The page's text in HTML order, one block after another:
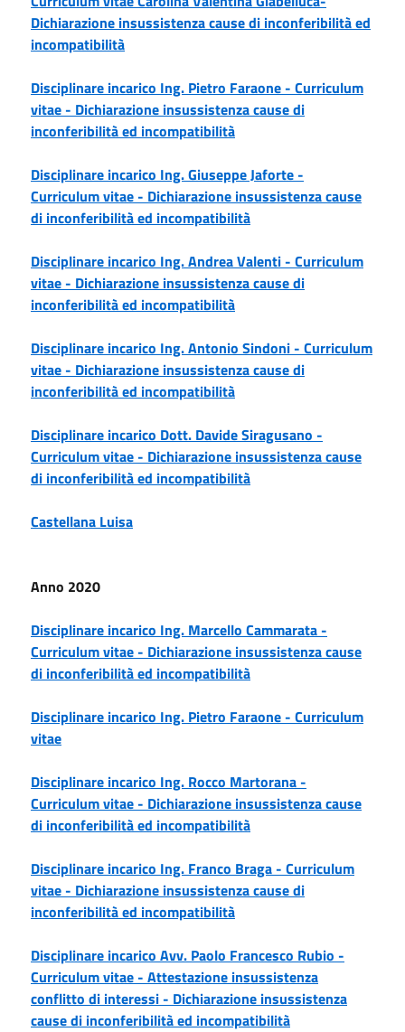
Dichiarazione insussistenza cause di inconferibilità ed
incompatibilità
Disciplinare incarico Ing. Pietro Faraone - Curriculum
vitae - Dichiarazione insussistenza cause di
inconferibilità ed incompatibilità
Disciplinare incarico Ing. Giuseppe Jaforte -
Curriculum vitae - Dichiarazione insussistenza cause
di inconferibilità ed incompatibilità
Disciplinare incarico Ing. Andrea Valenti - Curriculum
vitae - Dichiarazione insussistenza cause di
inconferibilità ed incompatibilità
Disciplinare incarico Ing. Antonio Sindoni - Curriculum
vitae - Dichiarazione insussistenza cause di
inconferibilità ed incompatibilità
Disciplinare incarico Dott. Davide Siragusano -
Curriculum vitae - Dichiarazione insussistenza cause
di inconferibilità ed incompatibilità
Castellana Luisa
Anno 2020
Disciplinare incarico Ing. Marcello Cammarata -
Curriculum vitae - Dichiarazione insussistenza cause
di inconferibilità ed incompatibilità
Disciplinare incarico Ing. Pietro Faraone - Curriculum
vitae
Disciplinare incarico Ing. Rocco Martorana -
Curriculum vitae - Dichiarazione insussistenza cause
di inconferibilità ed incompatibilità
Disciplinare incarico Ing. Franco Braga - Curriculum
vitae - Dichiarazione insussistenza cause di
inconferibilità ed incompatibilità
Disciplinare incarico Avv. Paolo Francesco Rubio -
Curriculum vitae - Attestazione insussistenza
conflitto di interessi - Dichiarazione insussistenza
cause di inconferibilità ed incompatibilità